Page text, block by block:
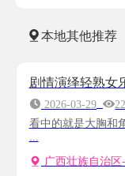
本地其他推荐
剧情演绎轻熟女
2026-03-29
看中的就是大胸和
...
广西壮族自治区